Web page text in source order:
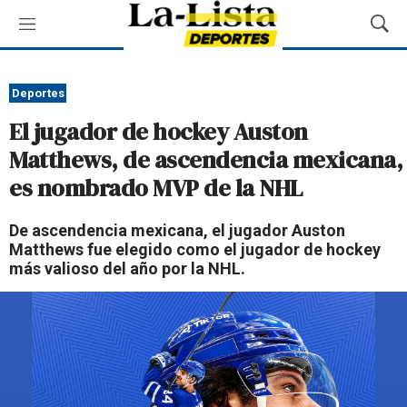
M
e
ú
M
o
B
u
e
Deportes
El jugador de hockey Auston
Matthews, de ascendencia mexicana,
es nombrado MVP de la NHL
De ascendencia mexicana, el jugador Auston
Matthews fue elegido como el jugador de hockey
más valioso del año por la NHL.